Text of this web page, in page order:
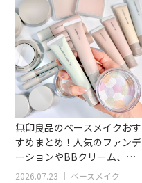
無印良品のベースメイクおす
すめまとめ！人気のファンデ
ーションやBBクリーム、コ
ンシーラーも
2026.07.23 ｜ ベースメイク